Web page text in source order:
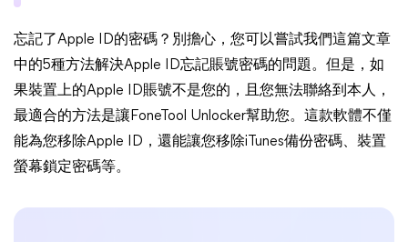
忘記了Apple ID的密碼？別擔心，您可以嘗試我們這篇文章
中的5種方法解決Apple ID忘記賬號密碼的問題。但是，如
果裝置上的Apple ID賬號不是您的，且您無法聯絡到本人，
最適合的方法是讓FoneTool Unlocker幫助您。這款軟體不僅
能為您移除Apple ID，還能讓您移除iTunes備份密碼、裝置
螢幕鎖定密碼等。